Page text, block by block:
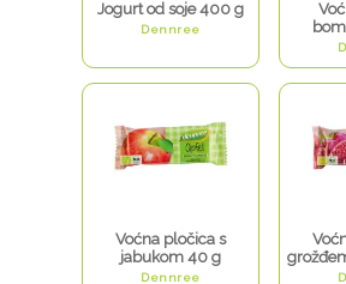
Jogurt od soje 400 g
Dennree
Voćna pločica s
jabukom 40 g
Dennree